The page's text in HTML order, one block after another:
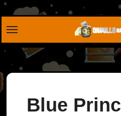
Saltar
Blue